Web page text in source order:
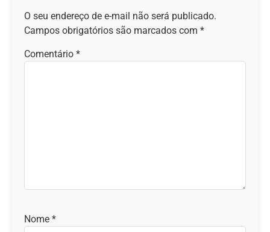
O seu endereço de e-mail não será publicado.
Campos obrigatórios são marcados com *
Comentário *
Nome *